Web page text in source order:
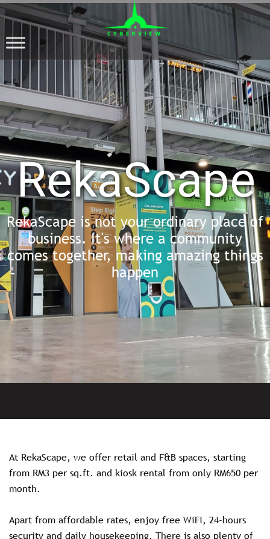
RekaScape
RekaScape is not your ordinary place of
business. It's where a community
comes together, making amazing things
happen
At RekaScape, we offer retail and F&B spaces, starting
from RM3 per sq.ft. and kiosk rental from only RM650 per
month.​
Apart from affordable rates, enjoy free WiFi, 24-hours
security and daily housekeeping. There is also plenty of